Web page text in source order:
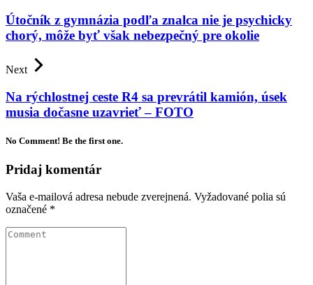
Útočník z gymnázia podľa znalca nie je psychicky
chorý, môže byť však nebezpečný pre okolie
Next
Na rýchlostnej ceste R4 sa prevrátil kamión, úsek
musia dočasne uzavrieť – FOTO
No Comment! Be the first one.
Pridaj komentár
Vaša e-mailová adresa nebude zverejnená. Vyžadované polia sú
označené *